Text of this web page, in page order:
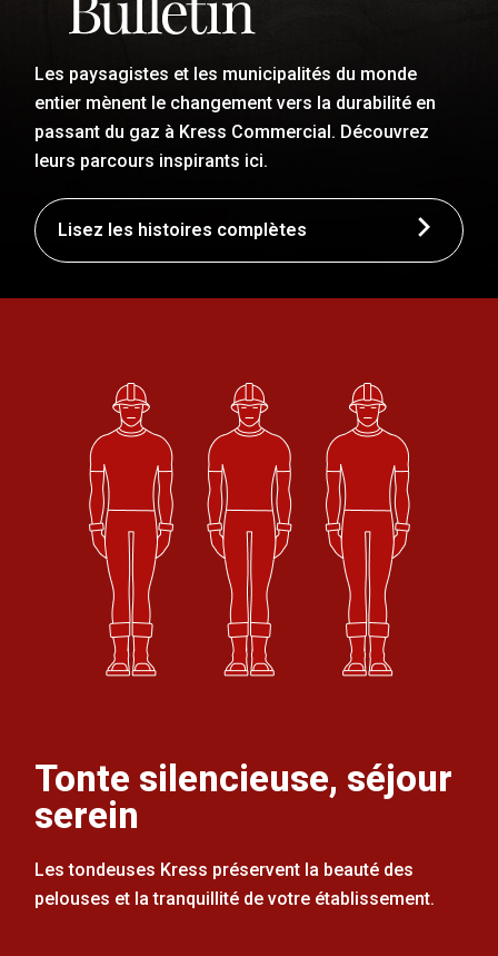
Les paysagistes et les municipalités du monde
entier mènent le changement vers la durabilité en
passant du gaz à Kress Commercial. Découvrez
leurs parcours inspirants ici.
Lisez les histoires complètes
Tonte silencieuse, séjour
serein
Les tondeuses Kress préservent la beauté des
pelouses et la tranquillité de votre établissement.